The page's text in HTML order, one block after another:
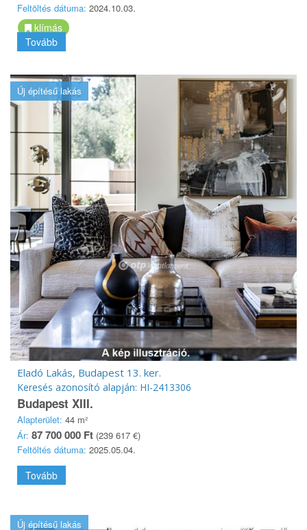
Feltöltés dátuma: 2024.10.03.
klímás
Tovább
Új építésű lakás
Eladó Lakás, Budapest 13. ker.
Keresés azonosító alapján: HI-2413306
Budapest XIII.
Alapterület: 44 m²
Ár: 87 700 000 Ft (239 617 €)
Feltöltés dátuma: 2025.05.04.
Tovább
Új építésű lakás